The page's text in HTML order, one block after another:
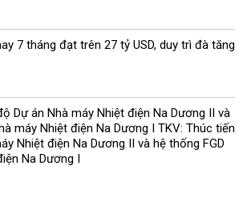
7 tháng đạt trên 27 tỷ USD, duy trì đà tăng
Dự án Nhà máy Nhiệt điện Na Dương II và
máy Nhiệt điện Na Dương I TKV: Thúc tiến
Nhiệt điện Na Dương II và hệ thống FGD
Na Dương I